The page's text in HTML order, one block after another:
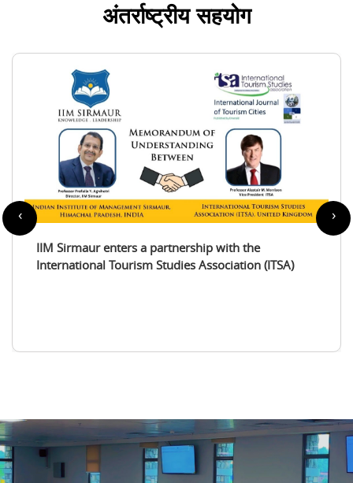
अंतर्राष्ट्रीय सहयोग
IIM Sirmaur enters a partnership with the
International Tourism Studies Association (ITSA)
‹ ›